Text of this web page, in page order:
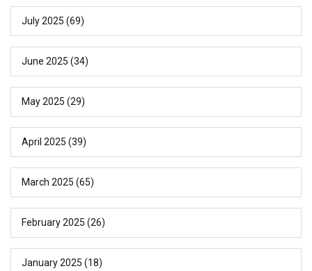
July 2025 (69)
June 2025 (34)
May 2025 (29)
April 2025 (39)
March 2025 (65)
February 2025 (26)
January 2025 (18)